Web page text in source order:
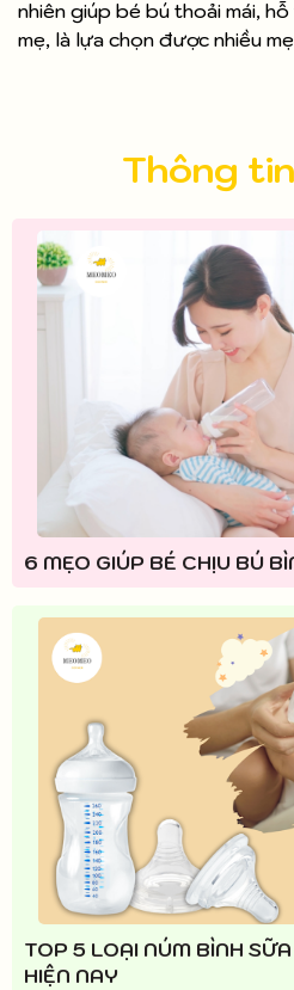
nhiên giúp bé bú thoải mái,
mẹ, là lựa chọn được nhiều
Thông
6 MẸO GIÚP BÉ CHỊU BÚ
TOP 5 LOẠI NÚM BÌNH
HIỆN NAY